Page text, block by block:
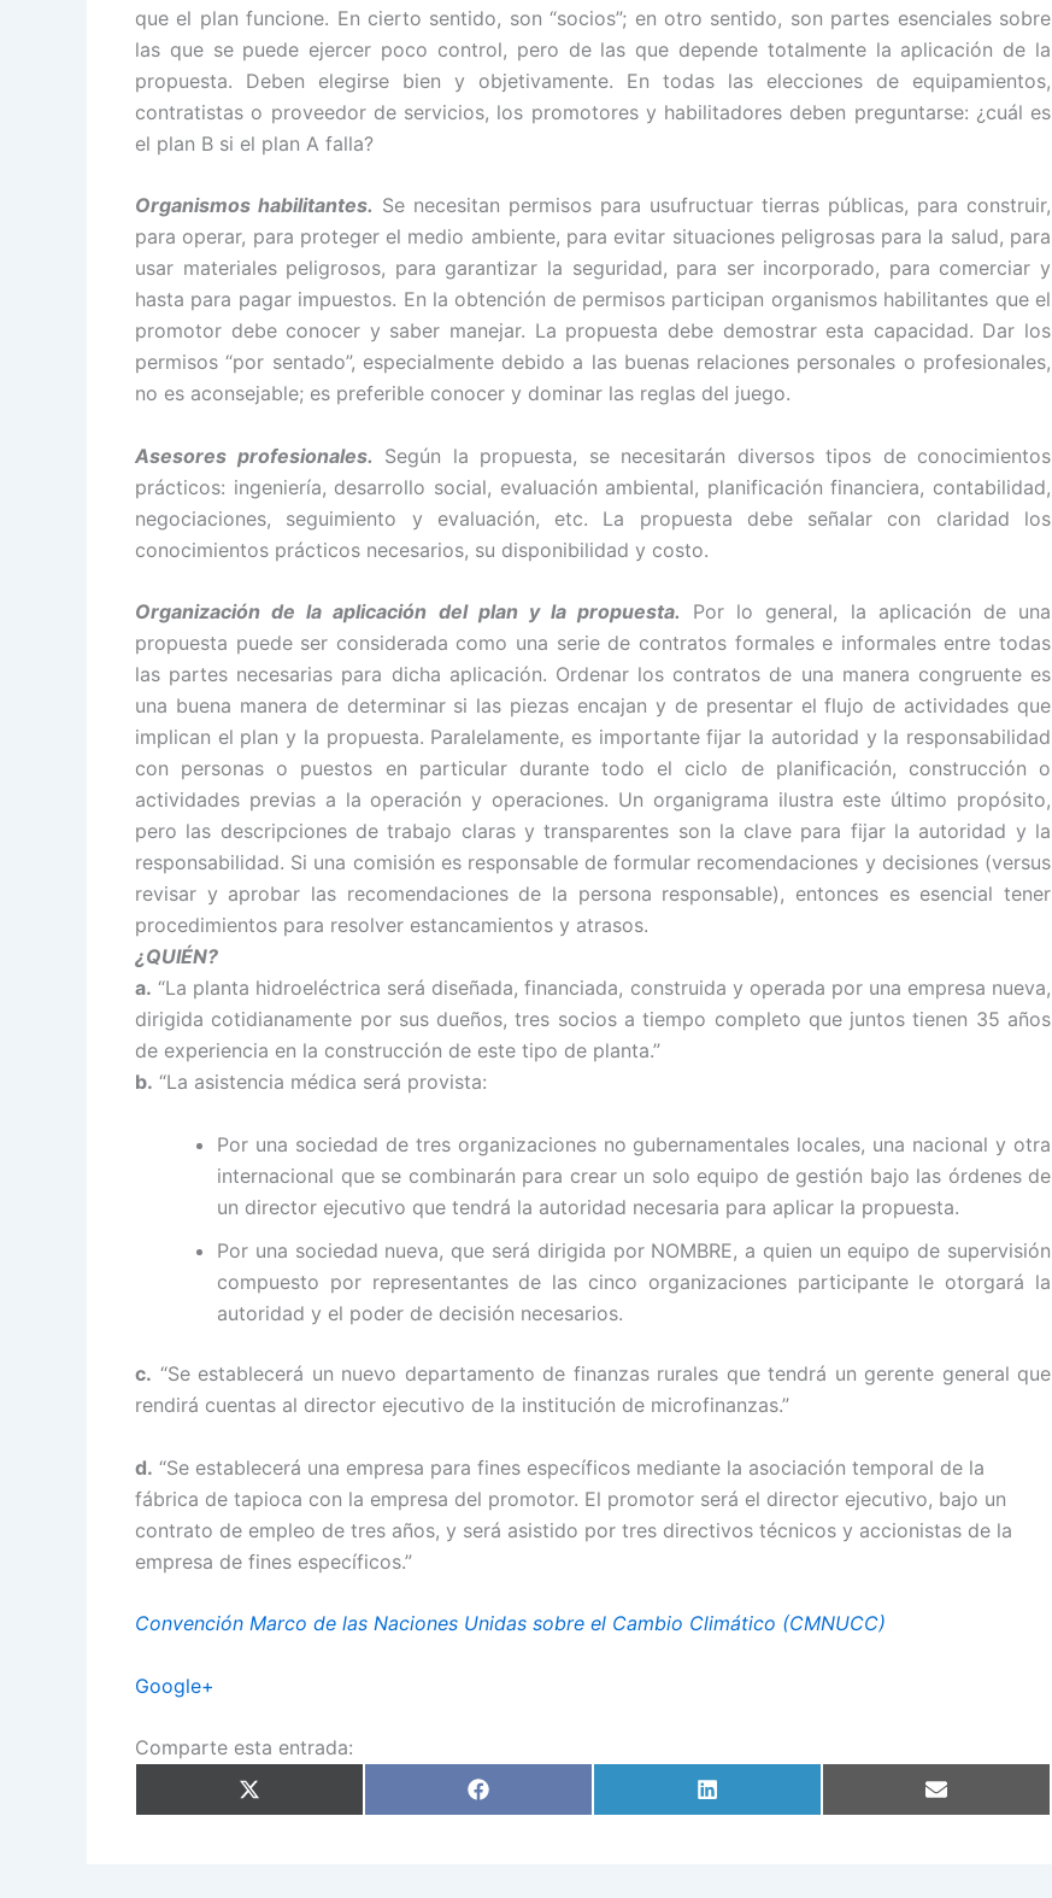
que el plan funcione. En cierto sentido, son “socios”; en otro sentido, son partes esenciales sobre
las que se puede ejercer poco control, pero de las que depende totalmente la aplicación de la
propuesta. Deben elegirse bien y objetivamente. En todas las elecciones de equipamientos,
contratistas o proveedor de servicios, los promotores y habilitadores deben preguntarse: ¿cuál es
el plan B si el plan A falla?
Organismos habilitantes. Se necesitan permisos para usufructuar tierras públicas, para construir,
para operar, para proteger el medio ambiente, para evitar situaciones peligrosas para la salud, para
usar materiales peligrosos, para garantizar la seguridad, para ser incorporado, para comerciar y
hasta para pagar impuestos. En la obtención de permisos participan organismos habilitantes que el
promotor debe conocer y saber manejar. La propuesta debe demostrar esta capacidad. Dar los
permisos “por sentado”, especialmente debido a las buenas relaciones personales o profesionales,
no es aconsejable; es preferible conocer y dominar las reglas del juego.
Asesores profesionales. Según la propuesta, se necesitarán diversos tipos de conocimientos
prácticos: ingeniería, desarrollo social, evaluación ambiental, planificación financiera, contabilidad,
negociaciones, seguimiento y evaluación, etc. La propuesta debe señalar con claridad los
conocimientos prácticos necesarios, su disponibilidad y costo.
Organización de la aplicación del plan y la propuesta.
Por lo general, la aplicación de una
propuesta puede ser considerada como una serie de contratos formales e informales entre todas
las partes necesarias para dicha aplicación. Ordenar los contratos de una manera congruente es
una buena manera de determinar si las piezas encajan y de presentar el flujo de actividades que
implican el plan y la propuesta. Paralelamente, es importante fijar la autoridad y la responsabilidad
con personas o puestos en particular durante todo el ciclo de planificación, construcción o
actividades previas a la operación y operaciones. Un organigrama ilustra este último propósito,
pero las descripciones de trabajo claras y transparentes son la clave para fijar la autoridad y la
responsabilidad. Si una comisión es responsable de formular recomendaciones y decisiones (versus
revisar y aprobar las recomendaciones de la persona responsable), entonces es esencial tener
procedimientos para resolver estancamientos y atrasos.
¿QUIÉN?
a. “La planta hidroeléctrica será diseñada, financiada, construida y operada por una empresa nueva,
dirigida cotidianamente por sus dueños, tres socios a tiempo completo que juntos tienen 35 años
de experiencia en la construcción de este tipo de planta.”
b. “La asistencia médica será provista:
Por una sociedad de tres organizaciones no gubernamentales locales, una nacional y otra
internacional que se combinarán para crear un solo equipo de gestión bajo las órdenes de
un director ejecutivo que tendrá la autoridad necesaria para aplicar la propuesta.
Por una sociedad nueva, que será dirigida por NOMBRE, a quien un equipo de supervisión
compuesto por representantes de las cinco organizaciones participante le otorgará la
autoridad y el poder de decisión necesarios.
c. “Se establecerá un nuevo departamento de finanzas rurales que tendrá un gerente general que
rendirá cuentas al director ejecutivo de la institución de microfinanzas.”
d. “Se establecerá una empresa para fines específicos mediante la asociación temporal de la
fábrica de tapioca con la empresa del promotor. El promotor será el director ejecutivo, bajo un
contrato de empleo de tres años, y será asistido por tres directivos técnicos y accionistas de la
empresa de fines específicos.”
Convención Marco de las Naciones Unidas sobre el Cambio Climático (CMNUCC)
Google+
Comparte esta entrada:
Compartir
en
Compartir
en
Compartir
en
Compartir
en